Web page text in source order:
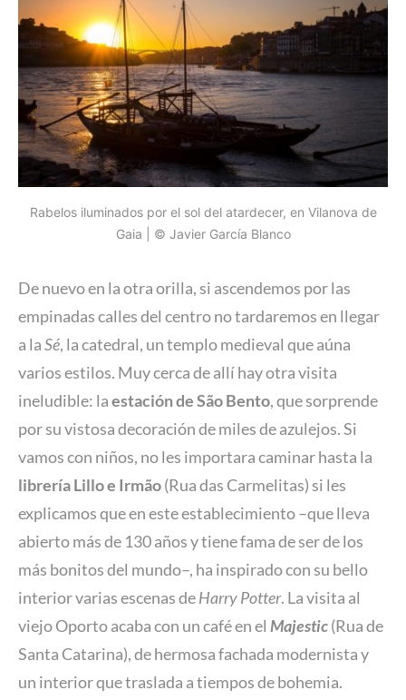
Rabelos iluminados por el sol del atardecer, en Vilanova de
Gaia | © Javier García Blanco
De nuevo en la otra orilla, si ascendemos por las
empinadas calles del centro no tardaremos en llegar
a laSé, la catedral, un templo medieval que aúna
varios estilos. Muy cerca de allí hay otra visita
ineludible: laestación de São Bento, que sorprende
por su vistosa decoración de miles de azulejos. Si
vamos con niños, no les importara caminar hasta la
librería Lillo e Irmão(Rua das Carmelitas) si les
explicamos que en este establecimiento –que lleva
abierto más de 130 años y tiene fama de ser de los
más bonitos del mundo–, ha inspirado con su bello
interior varias escenas deHarry Potter. La visita al
viejo Oporto acaba con un café en el Majestic(Rua de
Santa Catarina), de hermosa fachada modernista y
un interior que traslada a tiempos de bohemia.